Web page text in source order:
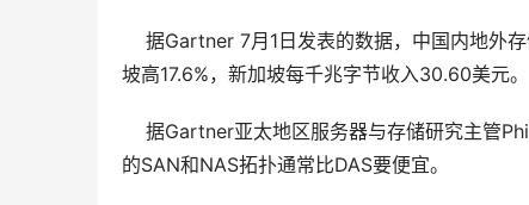
据Gartner 7月1日发表的数据，中国内地外
坡高17.6%，新加坡每千兆字节收入30.60美元。
据Gartner亚太地区服务器与存储研究主管
的SAN和NAS拓扑通常比DAS要便宜。